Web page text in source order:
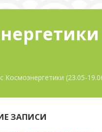
(23.05-
ЗАПИСИ